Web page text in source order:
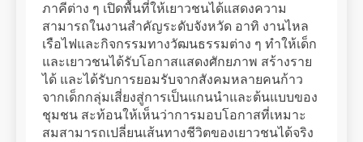
ภาคีต่าง ๆ เปิดพื้นที่ให้เยาวชนได้แสดงความ
สามารถในงานสำคัญระดับจังหวัด อาทิ งานไหล
เรือไฟและกิจกรรมทางวัฒนธรรมต่าง ๆ ทำให้เด็ก
และเยาวชนได้รับโอกาสแสดงศักยภาพ สร้างราย
ได้ และได้รับการยอมรับจากสังคมหลายคนก้าว
จากเด็กกลุ่มเสี่ยงสู่การเป็นแกนนำและต้นแบบของ
ชุมชน สะท้อนให้เห็นว่าการมอบโอกาสที่เหมาะ
สมสามารถเปลี่ยนเส้นทางชีวิตของเยาวชนได้จริง